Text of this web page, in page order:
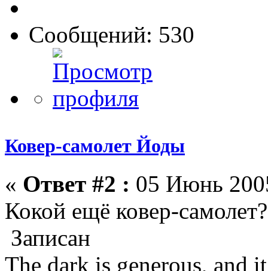
Сообщений: 530
Ковер-самолет Йоды
« Ответ #2 : 05 Июнь
Кокой ещё ковер-
Записан
The dark is generous, and